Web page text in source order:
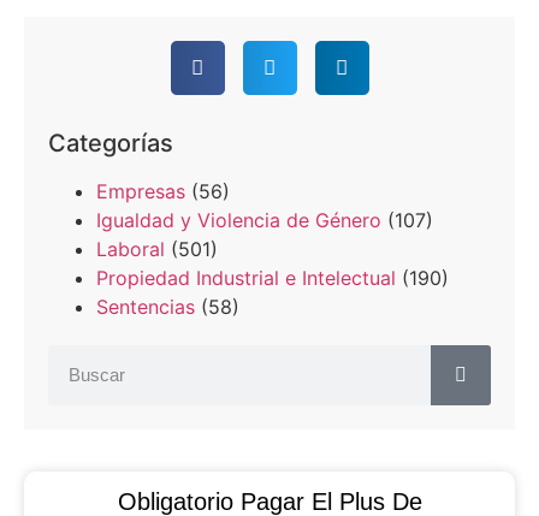
Obligatorio Pagar El Plus De
Categorías
Empresas (56)
Igualdad y Violencia de Género (107)
Laboral (501)
Propiedad Industrial e Intelectual (190)
Sentencias (58)